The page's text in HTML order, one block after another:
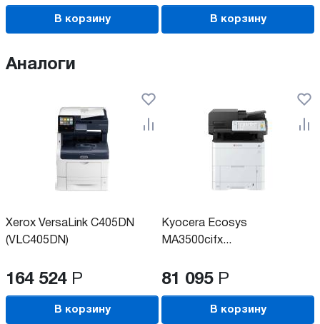
В корзину В корзину
Аналоги
Xerox VersaLink C405DN
(VLC405DN)
164 524 Р
В корзину
Kyocera Ecosys
MA3500cifx...
81 095 Р
В корзину